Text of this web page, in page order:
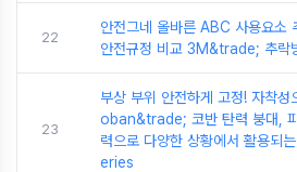
22
안전그네 올바른 ABC 사용요소
안전규정 비교 3M&trade; 추락
23
부상 부위 안전하게 고정! 자착
oban&trade; 코반 탄력 붕대,
력으로 다양한 상황에서 활용되
eries